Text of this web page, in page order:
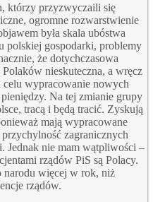
którzy przyzwyczaili się
ogromne rozwarstwienie
była skala ubóstwa
polskiej gospodarki, problemy
że dotychczasowa
nieskuteczna, a wręcz
celu wypracowanie nowych
Na tej zmianie grupy
tracą i będą tracić. Zyskują
mają wypracowane
zagranicznych
Jednak nie mam wątpliwości –
rządów PiS są Polacy.
narodu więcej w rok, niż
rządów.